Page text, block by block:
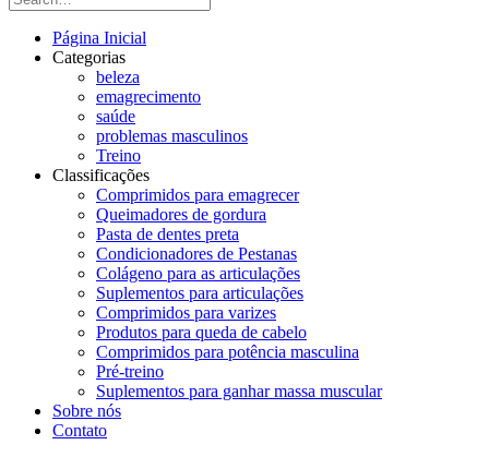
Página Inicial
Categorias
beleza
emagrecimento
saúde
problemas masculinos
Treino
Classificações
Comprimidos para emagrecer
Queimadores de gordura
Pasta de dentes preta
Condicionadores de Pestanas
Colágeno para as articulações
Suplementos para articulações
Comprimidos para varizes
Produtos para queda de cabelo
Comprimidos para potência masculina
Pré-treino
Suplementos para ganhar massa muscular
Sobre nós
Contato